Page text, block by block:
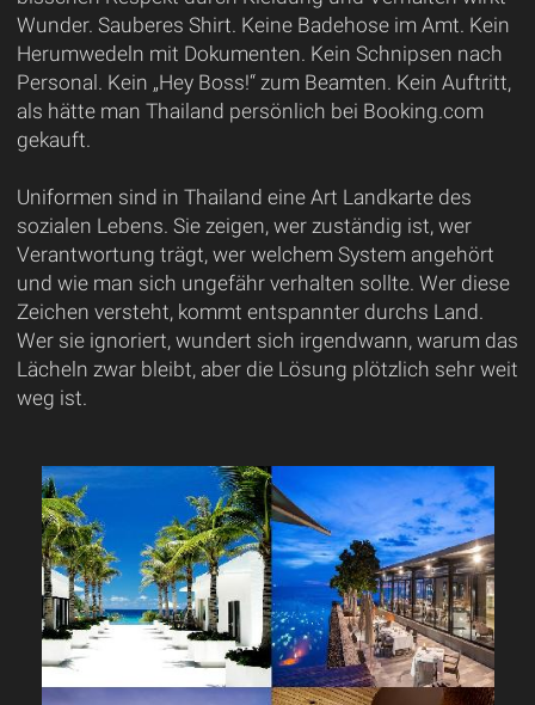
Wunder. Sauberes Shirt. Keine Badehose im Amt. Kein
Herumwedeln mit Dokumenten. Kein Schnipsen nach
Personal. Kein „Hey Boss!“ zum Beamten. Kein Auftritt,
als hätte man Thailand persönlich bei Booking.com
gekauft.
Uniformen sind in Thailand eine Art Landkarte des
sozialen Lebens. Sie zeigen, wer zuständig ist, wer
Verantwortung trägt, wer welchem System angehört
und wie man sich ungefähr verhalten sollte. Wer diese
Zeichen versteht, kommt entspannter durchs Land.
Wer sie ignoriert, wundert sich irgendwann, warum das
Lächeln zwar bleibt, aber die Lösung plötzlich sehr weit
weg ist.